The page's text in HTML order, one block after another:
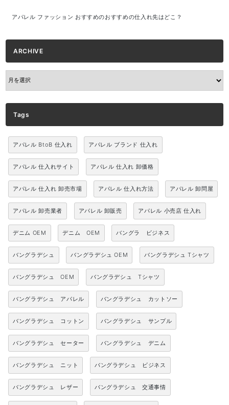
アパレル ファッション おすすめのおすすめの仕入れ先はどこ？
ARCHIVE
ARCHIVE
Tags
アパレル BtoB 仕入れ アパレル ブランド 仕入れ
アパレル 仕入れサイト アパレル 仕入れ 卸価格
アパレル 仕入れ 卸売市場 アパレル 仕入れ方法 アパレル 卸問屋
アパレル 卸売業者 アパレル 卸販売 アパレル 小売店 仕入れ
デニム OEM デニム OEM バングラ ビジネス
バングラデシュ バングラデシュ OEM バングラデシュ Tシャツ
バングラデシュ OEM バングラデシュ Tシャツ
バングラデシュ アパレル バングラデシュ カットソー
バングラデシュ コットン バングラデシュ サンプル
バングラデシュ セーター バングラデシュ デニム
バングラデシュ ニット バングラデシュ ビジネス
バングラデシュ レザー バングラデシュ 交通事情